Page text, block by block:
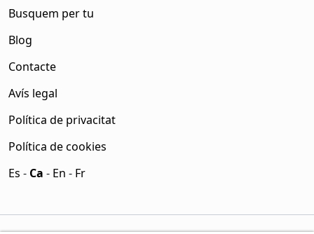
Busquem per tu
Blog
Contacte
Avís legal
Política de privacitat
Política de cookies
Es - Ca - En - Fr